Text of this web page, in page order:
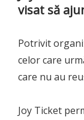
visat să
Potrivit
celor care
care nu au
Joy Ticket